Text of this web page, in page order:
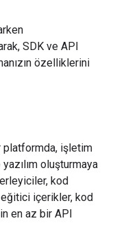
SDK ve API
özelliklerini
platformda, işletim
oluşturmaya
kod
eğitici içerikler, kod
en az bir API